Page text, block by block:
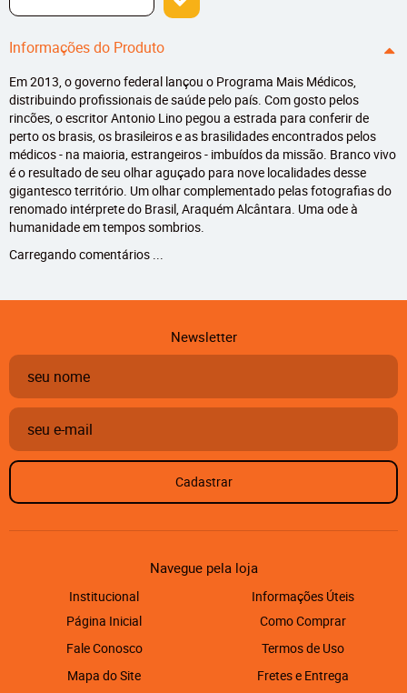
Informações do Produto
Em 2013, o governo federal lançou o Programa Mais Médicos,
distribuindo profissionais de saúde pelo país. Com gosto pelos
rincões, o escritor Antonio Lino pegou a estrada para conferir de
perto os brasis, os brasileiros e as brasilidades encontrados pelos
médicos - na maioria, estrangeiros - imbuídos da missão. Branco vivo
é o resultado de seu olhar aguçado para nove localidades desse
gigantesco território. Um olhar complementado pelas fotografias do
renomado intérprete do Brasil, Araquém Alcântara. Uma ode à
humanidade em tempos sombrios.
Carregando comentários ...
Newsletter
Cadastrar
Navegue pela loja
Institucional
Página Inicial
Fale Conosco
Mapa do Site
Informações Úteis
Como Comprar
Termos de Uso
Fretes e Entrega